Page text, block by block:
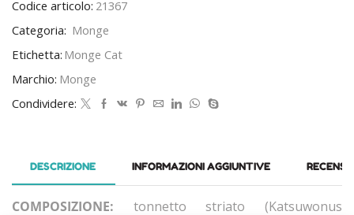
Codice articolo: 21367
Categoria: Monge
Etichetta: Monge Cat
Marchio: Monge
Condividere:
DESCRIZIONE INFORMAZIONI AGGIUNTIVE
COMPOSIZIONE: tonnetto striato (Katsuwonus